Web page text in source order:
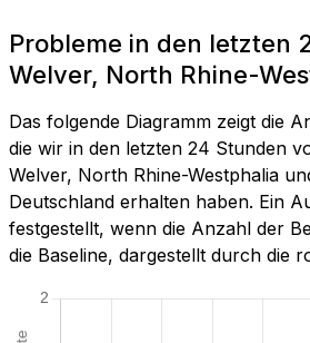
Probleme in den letzten
Welver, North Rhine-
Das folgende Diagramm zeigt die
die wir in den letzten 24 Stunden
Welver, North Rhine-Westphalia
Deutschland erhalten haben. Ein
festgestellt, wenn die Anzahl der
die Baseline, dargestellt durch die